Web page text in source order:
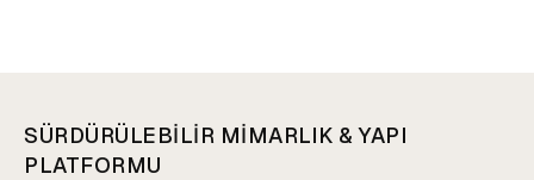
SÜRDÜRÜLEBİLİR MİMARLIK & YAPI
PLATFORMU